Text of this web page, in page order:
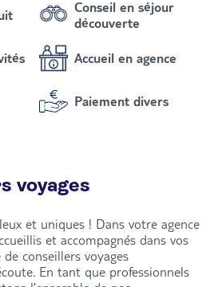
Conseil en séjour
découverte
Accueil en agence
Paiement divers
voyages
et uniques ! Dans votre agence
et accompagnés dans vos
conseillers voyages
En tant que professionnels